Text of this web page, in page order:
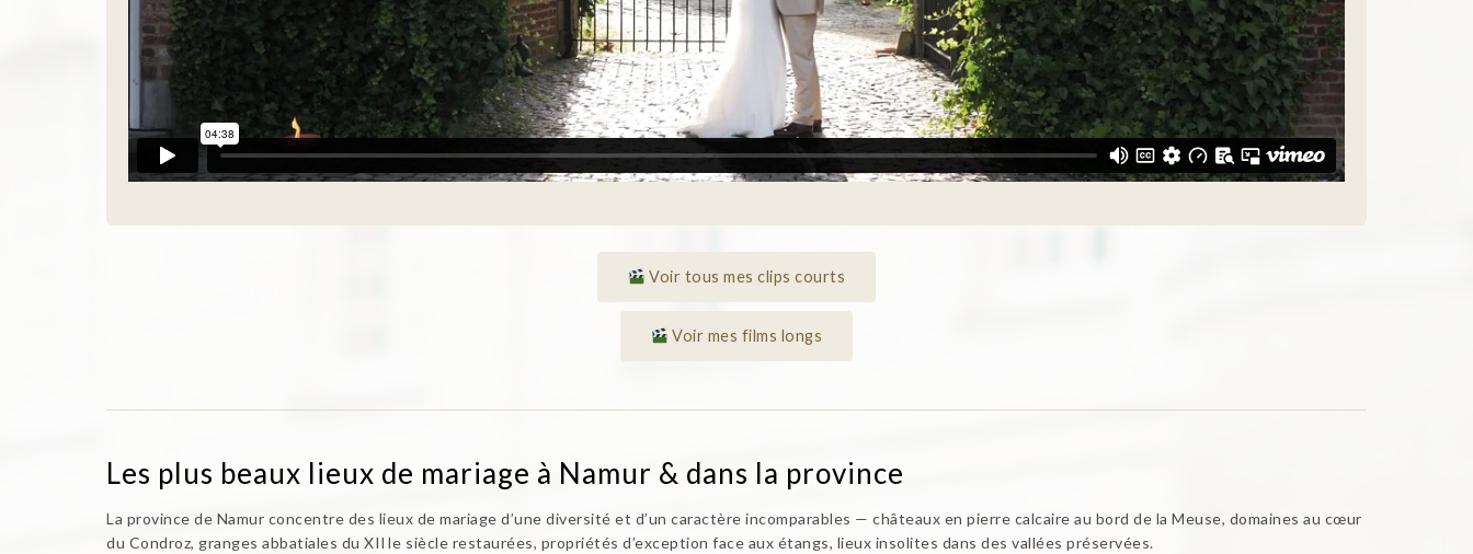
Voir tous mes clips courts
Voir mes films longs
Les plus beaux lieux de mariage à Namur & dans la province
La province de Namur concentre des lieux de mariage d’une diversité et d’un caractère incomparables — châteaux en pierre calcaire au bord de la Meuse, domaines au cœur
du Condroz, granges abbatiales du XIIIe siècle restaurées, propriétés d’exception face aux étangs, lieux insolites dans des vallées préservées.